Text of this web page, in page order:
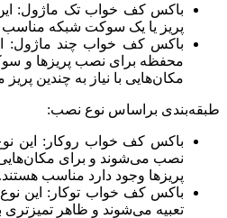
باکس کف خواب تک ماژول:
پریز یا یک سوکت شبکه مناسب
باکس کف خواب چند ماژول:
محفظه برای نصب پریزها و
مکان‌هایی با نیاز به چندین
طبقه‌بندی براساس نوع نصب:
باکس کف خواب روکار: این
نصب می‌شوند و برای
پریزها وجود دارد مناسب هستند.
باکس کف خواب توکار: این
تعبیه می‌شوند و ظاهر